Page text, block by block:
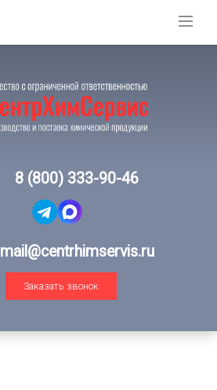
8 (800) 333-90-46
mail@centrhimservis.ru
Заказать звонок